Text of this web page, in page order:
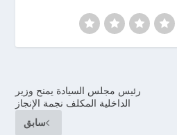
رئيس مجلس السيادة يمنح وزير
الداخلية المكلف نجمة الإنجاز
سابق